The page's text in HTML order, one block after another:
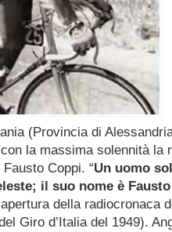
(Provincia di
la massima solennità la
Coppi. “Un uomo
il suo nome è
della radiocronaca
Giro d’Italia del 1949).